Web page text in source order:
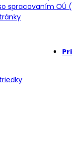
spracovaním OÚ